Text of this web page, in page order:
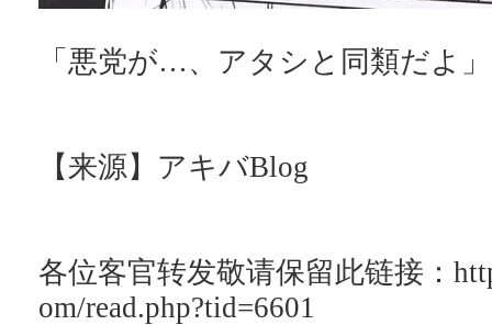
「悪党が…、アタシと同類だよ」
【来源】アキバBlog
各位客官转发敬请保留此链接：
om/read.php?tid=6601